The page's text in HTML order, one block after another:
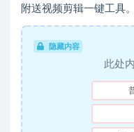
附送视频剪辑一键工具。
隐藏内容
此处